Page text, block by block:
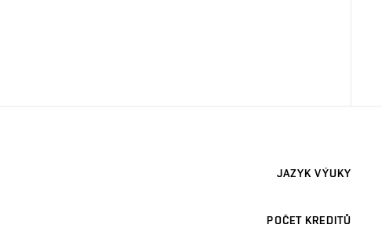
JAZYK VÝUKY
POČET KREDITŮ